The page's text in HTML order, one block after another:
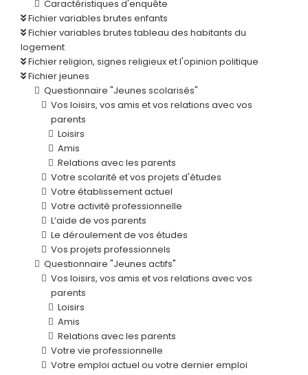
Caractéristiques d'enquête
Fichier variables brutes enfants
Fichier variables brutes tableau des habitants du
logement
Fichier religion, signes religieux et l'opinion politique
Fichier jeunes
Questionnaire "Jeunes scolarisés"
Vos loisirs, vos amis et vos relations avec vos
parents
Loisirs
Amis
Relations avec les parents
Votre scolarité et vos projets d'études
Votre établissement actuel
Votre activité professionnelle
L’aide de vos parents
Le déroulement de vos études
Vos projets professionnels
Questionnaire "Jeunes actifs"
Vos loisirs, vos amis et vos relations avec vos
parents
Loisirs
Amis
Relations avec les parents
Votre vie professionnelle
Votre emploi actuel ou votre dernier emploi